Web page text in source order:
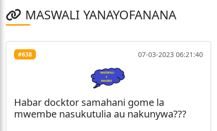
MASWALI YANAYOFANANA
#638 07-03-2023 06:21:40
Habar docktor samahani gome la
mwembe nasukutulia au nakunywa???